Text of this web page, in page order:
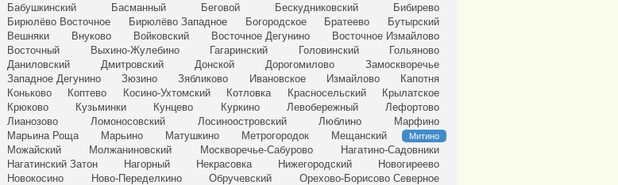
Бабушкинский
Басманный Беговой Бескудниковский
Бибирево
Бирюлёво Восточное
Бирюлёво Западное Богородское Братеево
Бутырский
Вешняки
Внуково Войковский Восточное Дегунино
Восточное Измайлово
Восточный
Выхино-Жулебино Гагаринский Головинский
Гольяново
Даниловский
Дмитровский Донской Дорогомилово
Замоскворечье
Западное Дегунино
Зюзино Зябликово Ивановское Измайлово
Капотня
Коньково
Коптево Косино-Ухтомский Котловка Красносельский
Крылатское
Крюково
Кузьминки Кунцево Куркино Левобережный
Лефортово
Лианозово
Ломоносовский Лосиноостровский Люблино
Марфино
Марьина Роща
Марьино Матушкино Метрогородок Мещанский Митино
Можайский Молжаниновский Москворечье-Сабурово
Нагатино-Садовники
Нагатинский Затон
Нагорный Некрасовка Нижегородский
Новогиреево
Новокосино
Ново-Переделкино Обручевский
Орехово-Борисово Северное